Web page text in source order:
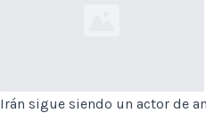
Irán sigue siendo un actor de